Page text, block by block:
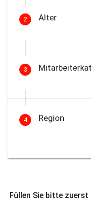
2 Alter
3
4 Region
Füllen Sie bitte zuerst